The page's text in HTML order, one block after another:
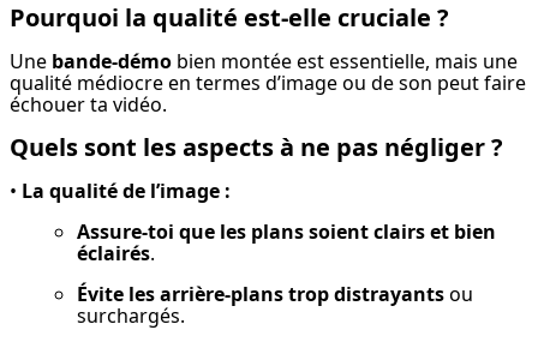
Pourquoi la qualité est-elle cruciale ?
Une bande-démo bien montée est essentielle, mais une
qualité médiocre en termes d’image ou de son peut faire
échouer ta vidéo.
Quels sont les aspects à ne pas négliger ?
• La qualité de l’image :
Assure-toi que les plans soient clairs et bien
éclairés.
Évite les arrière-plans trop distrayants ou
surchargés.